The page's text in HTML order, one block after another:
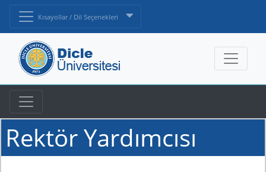
Kısayollar / Dil Seçenekleri
Rektör Yardımcısı